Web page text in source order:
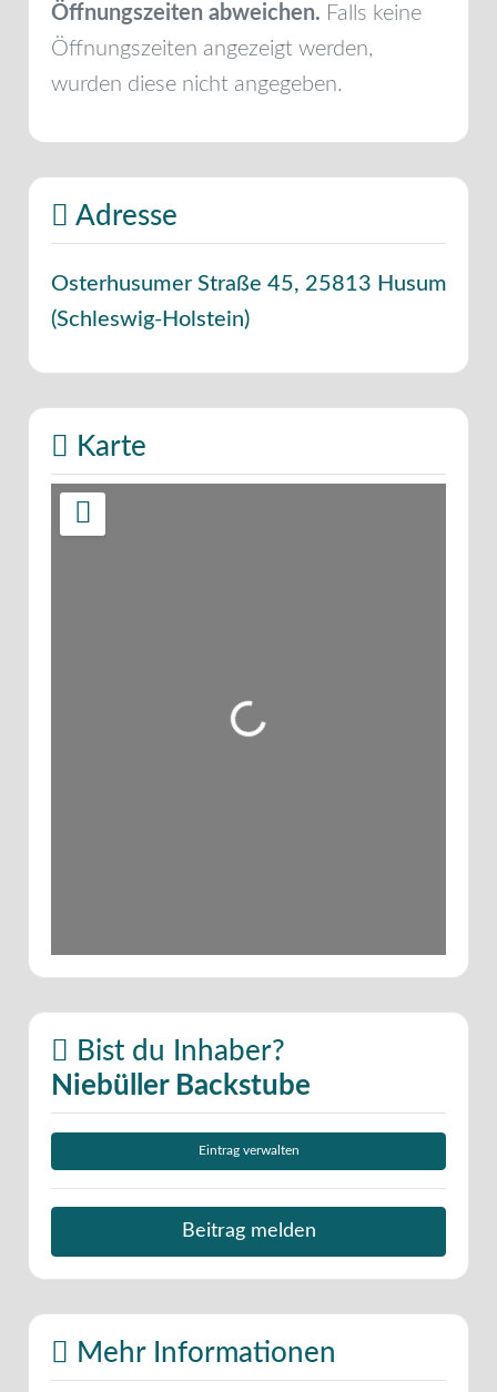
Öffnungszeiten abweichen. Falls keine
Öffnungszeiten angezeigt werden,
wurden diese nicht angegeben.
Adresse
Osterhusumer Straße 45, 25813 Husum
(Schleswig-Holstein)
Karte
Wird geladen …
Bist du Inhaber?
Niebüller Backstube
Eintrag verwalten
Beitrag melden
Mehr Informationen